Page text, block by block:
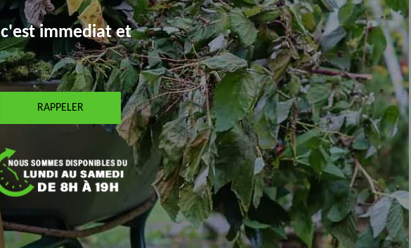
c'est immediat et